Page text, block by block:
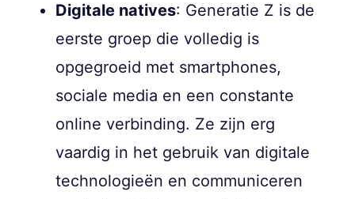
Digitale natives: Generatie Z is de
eerste groep die volledig is
opgegroeid met smartphones,
sociale media en een constante
online verbinding. Ze zijn erg
vaardig in het gebruik van digitale
technologieën en communiceren